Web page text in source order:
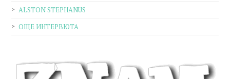
ALSTON STEPHANUS
ОЩЕ ИНТЕРВЮТА